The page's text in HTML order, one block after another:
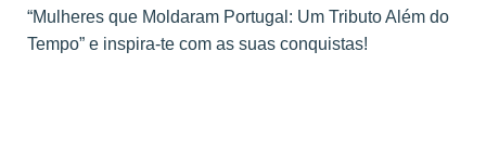
“Mulheres que Moldaram Portugal: Um Tributo Além do
Tempo” e inspira-te com as suas conquistas!